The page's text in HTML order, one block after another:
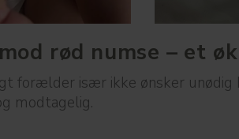
rød numse – et
forælder især ikke ønsker unødig
modtagelig.